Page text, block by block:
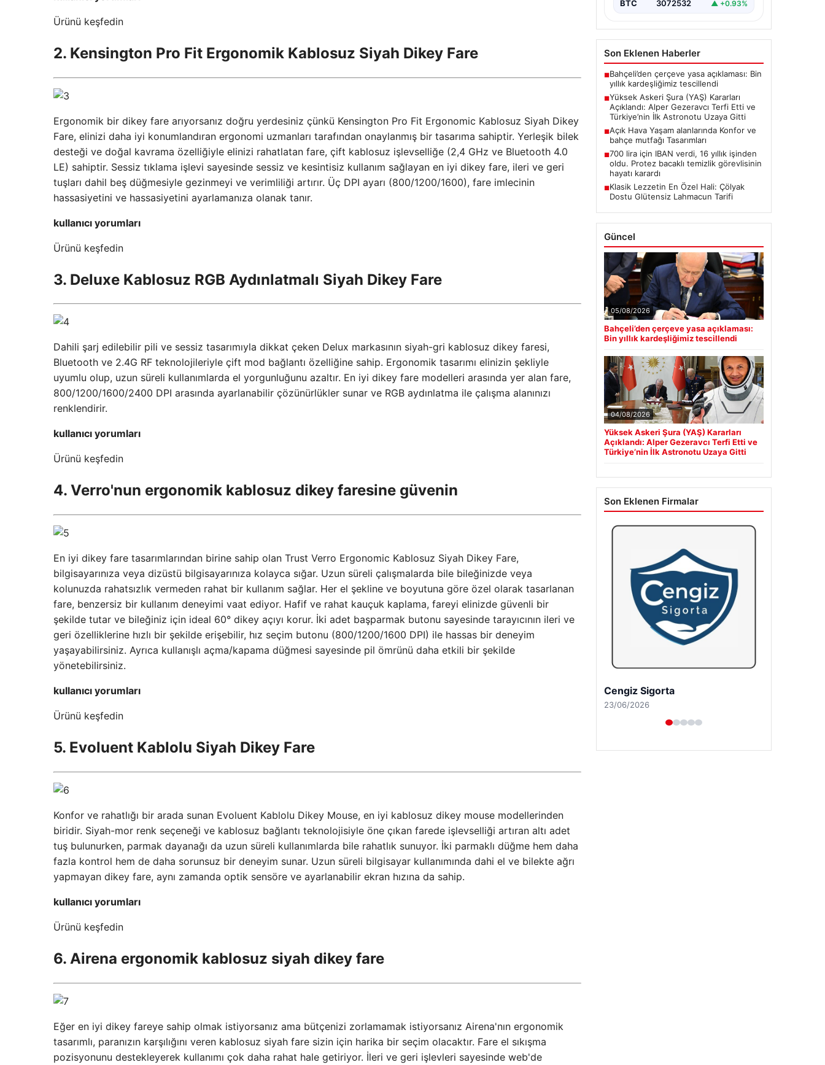
Ürünü keşfedin
2. Kensington Pro Fit Ergonomik Kablosuz Siyah Dikey Fare
Ergonomik bir dikey fare arıyorsanız doğru yerdesiniz çünkü Kensington Pro Fit Ergonomic Kablosuz Siyah Dikey
Fare, elinizi daha iyi konumlandıran ergonomi uzmanları tarafından onaylanmış bir tasarıma sahiptir. Yerleşik bilek
desteği ve doğal kavrama özelliğiyle elinizi rahatlatan fare, çift kablosuz işlevselliğe (2,4 GHz ve Bluetooth 4.0
LE) sahiptir. Sessiz tıklama işlevi sayesinde sessiz ve kesintisiz kullanım sağlayan en iyi dikey fare, ileri ve geri
tuşları dahil beş düğmesiyle gezinmeyi ve verimliliği artırır. Üç DPI ayarı (800/1200/1600), fare imlecinin
hassasiyetini ve hassasiyetini ayarlamanıza olanak tanır.
kullanıcı yorumları
Ürünü keşfedin
3. Deluxe Kablosuz RGB Aydınlatmalı Siyah Dikey Fare
Dahili şarj edilebilir pili ve sessiz tasarımıyla dikkat çeken Delux markasının siyah-gri kablosuz dikey faresi,
Bluetooth ve 2.4G RF teknolojileriyle çift mod bağlantı özelliğine sahip. Ergonomik tasarımı elinizin şekliyle
uyumlu olup, uzun süreli kullanımlarda el yorgunluğunu azaltır. En iyi dikey fare modelleri arasında yer alan fare,
800/1200/1600/2400 DPI arasında ayarlanabilir çözünürlükler sunar ve RGB aydınlatma ile çalışma alanınızı
renklendirir.
kullanıcı yorumları
Ürünü keşfedin
4. Verro'nun ergonomik kablosuz dikey faresine güvenin
En iyi dikey fare tasarımlarından birine sahip olan Trust Verro Ergonomic Kablosuz Siyah Dikey Fare,
bilgisayarınıza veya dizüstü bilgisayarınıza kolayca sığar. Uzun süreli çalışmalarda bile bileğinizde veya
kolunuzda rahatsızlık vermeden rahat bir kullanım sağlar. Her el şekline ve boyutuna göre özel olarak tasarlanan
fare, benzersiz bir kullanım deneyimi vaat ediyor. Hafif ve rahat kauçuk kaplama, fareyi elinizde güvenli bir
şekilde tutar ve bileğiniz için ideal 60° dikey açıyı korur. İki adet başparmak butonu sayesinde tarayıcının ileri ve
geri özelliklerine hızlı bir şekilde erişebilir, hız seçim butonu (800/1200/1600 DPI) ile hassas bir deneyim
yaşayabilirsiniz. Ayrıca kullanışlı açma/kapama düğmesi sayesinde pil ömrünü daha etkili bir şekilde
yönetebilirsiniz.
kullanıcı yorumları
Ürünü keşfedin
5. Evoluent Kablolu Siyah Dikey Fare
Konfor ve rahatlığı bir arada sunan Evoluent Kablolu Dikey Mouse, en iyi kablosuz dikey mouse modellerinden
biridir. Siyah-mor renk seçeneği ve kablosuz bağlantı teknolojisiyle öne çıkan farede işlevselliği artıran altı adet
tuş bulunurken, parmak dayanağı da uzun süreli kullanımlarda bile rahatlık sunuyor. İki parmaklı düğme hem daha
fazla kontrol hem de daha sorunsuz bir deneyim sunar. Uzun süreli bilgisayar kullanımında dahi el ve bilekte ağrı
yapmayan dikey fare, aynı zamanda optik sensöre ve ayarlanabilir ekran hızına da sahip.
kullanıcı yorumları
Ürünü keşfedin
6. Airena ergonomik kablosuz siyah dikey fare
Eğer en iyi dikey fareye sahip olmak istiyorsanız ama bütçenizi zorlamamak istiyorsanız Airena'nın ergonomik
tasarımlı, paranızın karşılığını veren kablosuz siyah fare sizin için harika bir seçim olacaktır. Fare el sıkışma
pozisyonunu destekleyerek kullanımı çok daha rahat hale getiriyor. İleri ve geri işlevleri sayesinde web'de
oluşturan Yüksek Askeri Şura
BTC 3072532 ▲ +0.93%
Son Eklenen Haberler
■Bahçeli’den çerçeve yasa açıklaması: Bin
yıllık kardeşliğimiz tescillendi
■Yüksek Askeri Şura (YAŞ) Kararları
Açıklandı: Alper Gezeravcı Terfi Etti ve
Türkiye’nin İlk Astronotu Uzaya Gitti
■Açık Hava Yaşam alanlarında Konfor ve
bahçe mutfağı Tasarımları
■700 lira için IBAN verdi, 16 yıllık işinden
oldu. Protez bacaklı temizlik görevlisinin
hayatı karardı
■Klasik Lezzetin En Özel Hali: Çölyak
Dostu Glütensiz Lahmacun Tarifi
Güncel
05/08/2026
Bahçeli’den çerçeve yasa açıklaması:
Bin yıllık kardeşliğimiz tescillendi
04/08/2026
Yüksek Askeri Şura (YAŞ) Kararları
Açıklandı: Alper Gezeravcı Terfi Etti ve
Türkiye’nin İlk Astronotu Uzaya Gitti
Son Eklenen Firmalar
Hastaş Beton
26/05/2026